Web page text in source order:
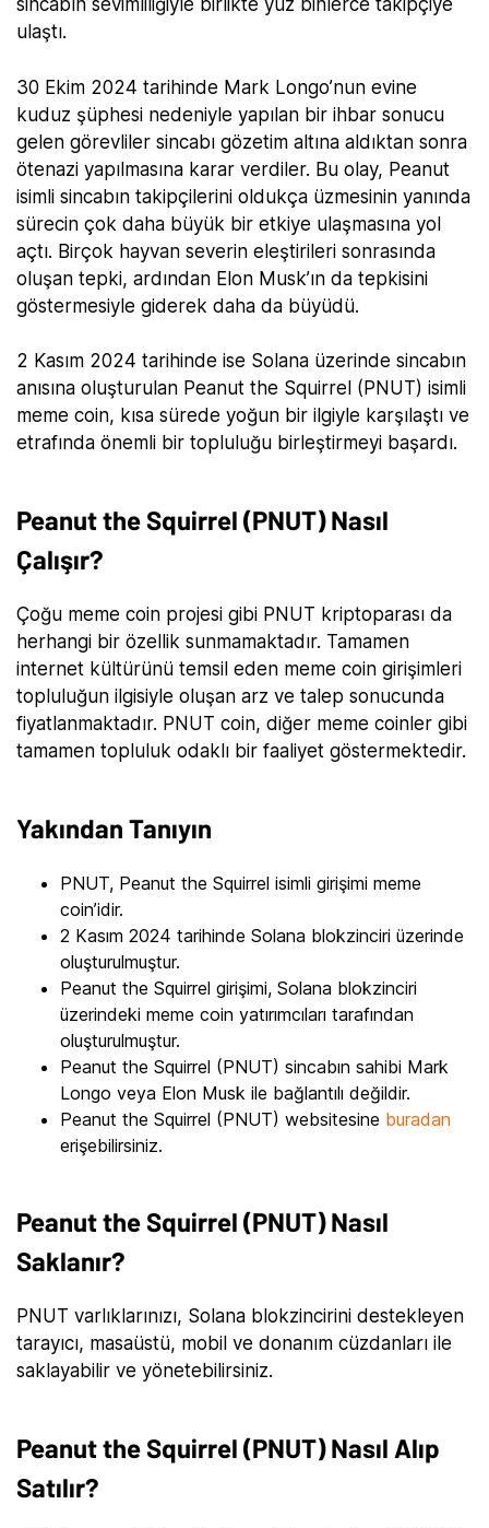
sincabın sevimliliğiyle birlikte yüz binlerce takipçiye
ulaştı.
30 Ekim 2024 tarihinde Mark Longo’nun evine
kuduz şüphesi nedeniyle yapılan bir ihbar sonucu
gelen görevliler sincabı gözetim altına aldıktan sonra
ötenazi yapılmasına karar verdiler. Bu olay, Peanut
isimli sincabın takipçilerini oldukça üzmesinin yanında
sürecin çok daha büyük bir etkiye ulaşmasına yol
açtı. Birçok hayvan severin eleştirileri sonrasında
oluşan tepki, ardından Elon Musk’ın da tepkisini
göstermesiyle giderek daha da büyüdü.
2 Kasım 2024 tarihinde ise Solana üzerinde sincabın
anısına oluşturulan Peanut the Squirrel (PNUT) isimli
meme coin, kısa sürede yoğun bir ilgiyle karşılaştı ve
etrafında önemli bir topluluğu birleştirmeyi başardı.
Peanut the Squirrel (PNUT) Nasıl
Çalışır?
Çoğu meme coin projesi gibi PNUT kriptoparası da
herhangi bir özellik sunmamaktadır. Tamamen
internet kültürünü temsil eden meme coin girişimleri
topluluğun ilgisiyle oluşan arz ve talep sonucunda
fiyatlanmaktadır. PNUT coin, diğer meme coinler gibi
tamamen topluluk odaklı bir faaliyet göstermektedir.
Yakından Tanıyın
PNUT, Peanut the Squirrel isimli girişimi meme
coin’idir.
2 Kasım 2024 tarihinde Solana blokzinciri üzerinde
oluşturulmuştur.
Peanut the Squirrel girişimi, Solana blokzinciri
üzerindeki meme coin yatırımcıları tarafından
oluşturulmuştur.
Peanut the Squirrel (PNUT) sincabın sahibi Mark
Longo veya Elon Musk ile bağlantılı değildir.
Peanut the Squirrel (PNUT) websitesine buradan
erişebilirsiniz.
Peanut the Squirrel (PNUT) Nasıl
Saklanır?
PNUT varlıklarınızı, Solana blokzincirini destekleyen
tarayıcı, masaüstü, mobil ve donanım cüzdanları ile
saklayabilir ve yönetebilirsiniz.
Peanut the Squirrel (PNUT) Nasıl Alıp
Satılır?